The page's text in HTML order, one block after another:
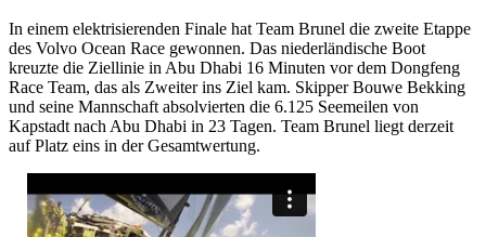
In einem elektrisierenden Finale hat Team Brunel die zweite Etappe
des Volvo Ocean Race gewonnen. Das niederländische Boot
kreuzte die Ziellinie in Abu Dhabi 16 Minuten vor dem Dongfeng
Race Team, das als Zweiter ins Ziel kam. Skipper Bouwe Bekking
und seine Mannschaft absolvierten die 6.125 Seemeilen von
Kapstadt nach Abu Dhabi in 23 Tagen. Team Brunel liegt derzeit
auf Platz eins in der Gesamtwertung.